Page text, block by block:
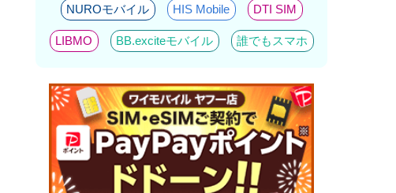
NUROモバイル HIS Mobile DTI SIM
LIBMO BB.exciteモバイル 誰でもスマホ